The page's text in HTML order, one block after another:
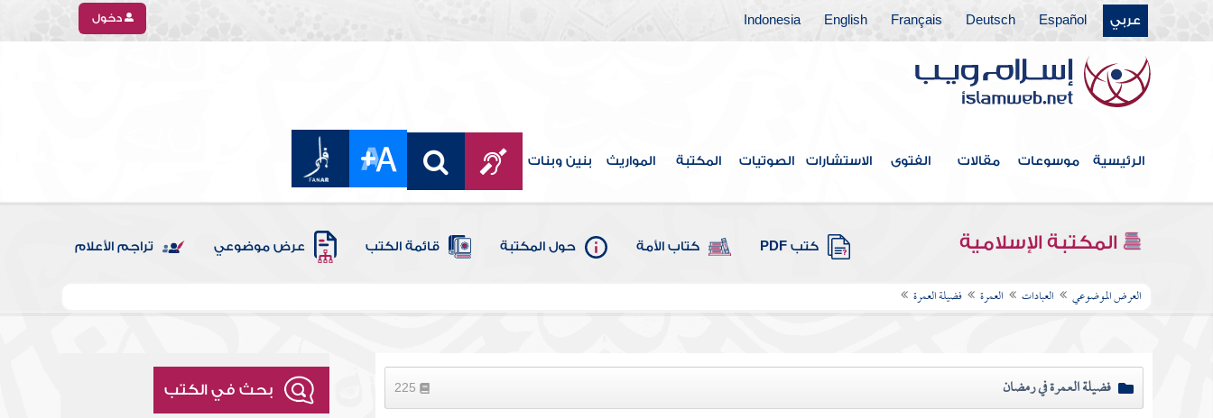
عربي Español
Deutsch
Français
English
Indonesia دخول
الرئيسية موسوعات مقالات الفتوى الاستشارات الصوتيات المكتبة المواريث بنين وبنات
المكتبة الإسلامية كتب PDF كتاب الأمة حول المكتبة قائمة الكتب عرض موضوعي تراجم الأعلام
العرض الموضوعي العبادات العمرة فضيلة العمرة
فضيلة العمرة في رمضان بحث في الكتب